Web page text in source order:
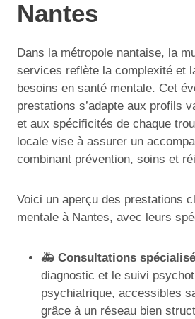
Nantes
Dans la métropole nantaise, la
services reflète la complexité et
besoins en santé mentale. Cet
prestations s’adapte aux profils
et aux spécificités de chaque
locale vise à assurer un
combinant prévention, soins et
Voici un aperçu des prestations
mentale à Nantes, avec leurs
🚑 Consultations
diagnostic et le suivi
psychiatrique, accessibles
grâce à un réseau bien